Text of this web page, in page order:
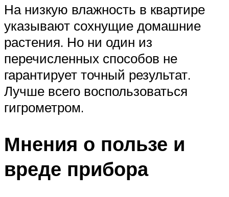
На низкую влажность в квартире
указывают сохнущие домашние
растения. Но ни один из
перечисленных способов не
гарантирует точный результат.
Лучше всего воспользоваться
гигрометром.
Мнения о пользе и
вреде прибора